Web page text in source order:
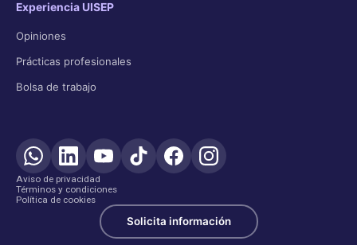
Experiencia UISEP
Opiniones
Prácticas profesionales
Bolsa de trabajo
Aviso de privacidad
Términos y condiciones
Política de cookies
Solicita información